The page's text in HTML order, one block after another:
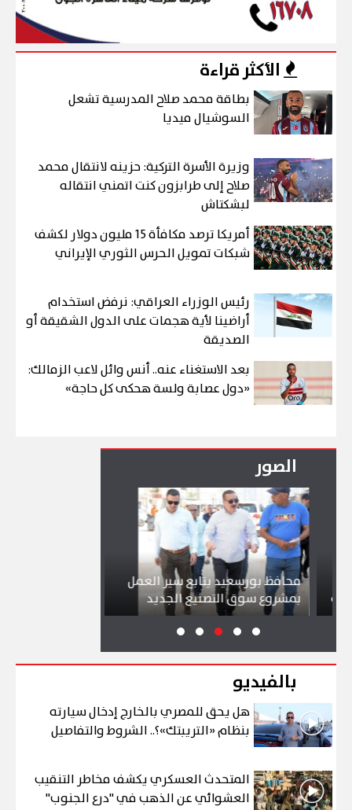
الأكثر قراءة
بطاقة محمد صلاح المدرسية تشعل
السوشيال ميديا
وزيرة الأسرة التركية: حزينه لانتقال محمد
صلاح إلى طرابزون كنت اتمني انتقاله
لبشكتاش
أمريكا ترصد مكافأة 15 مليون دولار لكشف
شبكات تمويل الحرس الثوري الإيراني
رئيس الوزراء العراقي: نرفض استخدام
أراضينا لأية هجمات على الدول الشقيقة أو
الصديقة
بعد الاستغناء عنه.. أنس وائل لاعب الزمالك:
«دول عصابة ولسة هحكى كل حاجة»
الصور
محافظ بورسعيد يتابع سير العمل
بمشروع سوق التصنيع الجديد
بالفيديو
هل يحق للمصري بالخارج إدخال سيارته
بنظام «التريبتك»؟.. الشروط والتفاصيل
المتحدث العسكري يكشف مخاطر التنقيب
العشوائي عن الذهب في "درع الجنوب"